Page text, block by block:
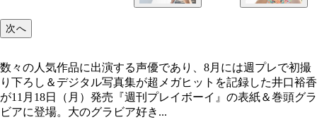
次へ
数々の人気作品に出演する声優であり、8月には週プレで初撮
り下ろし＆デジタル写真集が超メガヒットを記録した井口裕香
が11月18日（月）発売『週刊プレイボーイ』の表紙＆巻頭グラ
ビアに登場。大のグラビア好き...